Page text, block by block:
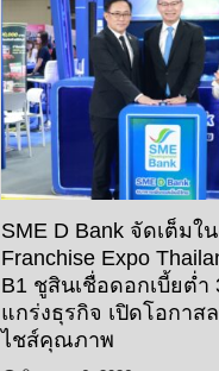
SME D Bank จัดเต็มใ
Franchise Expo
B1 ชูสินเชื่อดอกเบี้ยต่ำ
แกร่งธุรกิจ เปิดโอกาส
ไชส์คุณภาพ